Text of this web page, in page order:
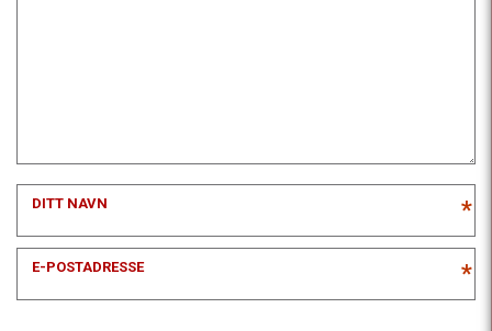
DITT NAVN *
E-POSTADRESSE *